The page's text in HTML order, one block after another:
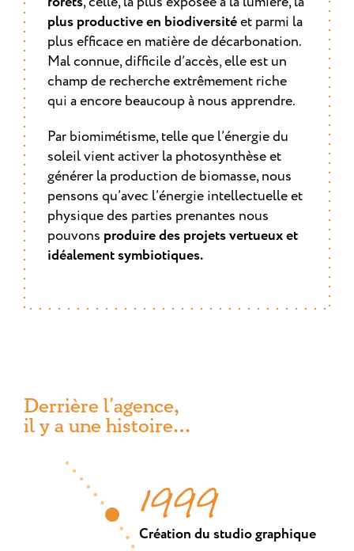
plus productive en biodiversitéet parmi la
plus efficace en matière de décarbonation.
Mal connue, difficile d’accès, elle est un
champ de recherche extrêmement riche
qui a encore beaucoup à nous apprendre.
Par biomimétisme, telle que l’énergie du
soleil vient activer la photosynthèse et
générer la production de biomasse, nous
pensons qu’avec l’énergie intellectuelle et
physique des parties prenantes nous
pouvons produire des projets vertueux et
idéalement symbiotiques.
Derrière l’agence,
il y a une histoire…
1999
Création du studio graphique